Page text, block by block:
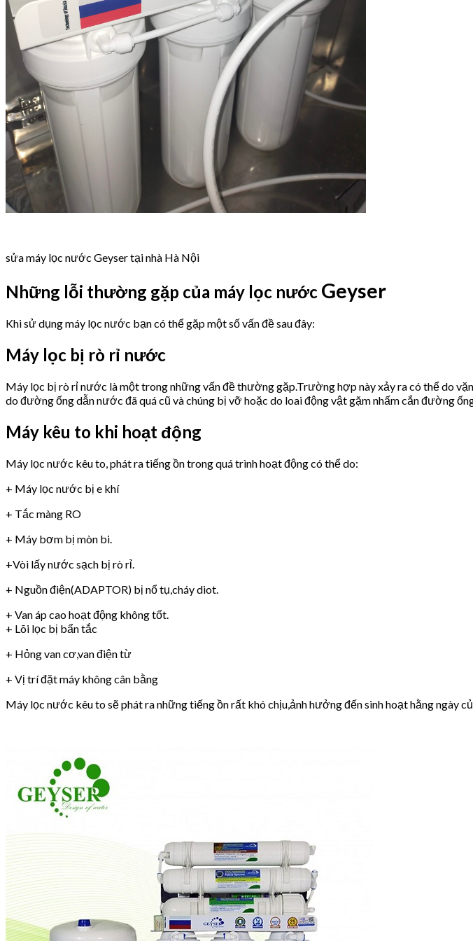
sửa máy lọc nước Geyser tại nhà Hà Nội
Những lỗi thường gặp của máy lọc nước Geyser
Khi sử dụng máy lọc nước bạn có thể gặp một số vấn đề sau đây:
Máy lọc bị rò rỉ nước
Máy lọc bị rò rỉ nước là một trong những vấn đề thường gặp.Trường hợp này xảy ra có thể do
do đường ống dẫn nước đã quá cũ và chúng bị vỡ hoặc do loai động vật gặm nhấm cắn đường
Máy kêu to khi hoạt động
Máy lọc nước kêu to, phát ra tiếng ồn trong quá trình hoạt động có thể do:
+ Máy lọc nước bị e khí
+ Tắc màng RO
+ Máy bơm bị mòn bi.
+Vòi lấy nước sạch bị rò rỉ.
+ Nguồn điện(ADAPTOR) bị nổ tụ,cháy diot.
+ Van áp cao hoạt động không tốt.
+ Lõi lọc bị bẩn tắc
+ Hỏng van cơ,van điện từ
+ Vị trí đặt máy không cân bằng
Máy lọc nước kêu to sẽ phát ra những tiếng ồn rất khó chịu,ảnh hưởng đến sinh hoạt hằng ngày